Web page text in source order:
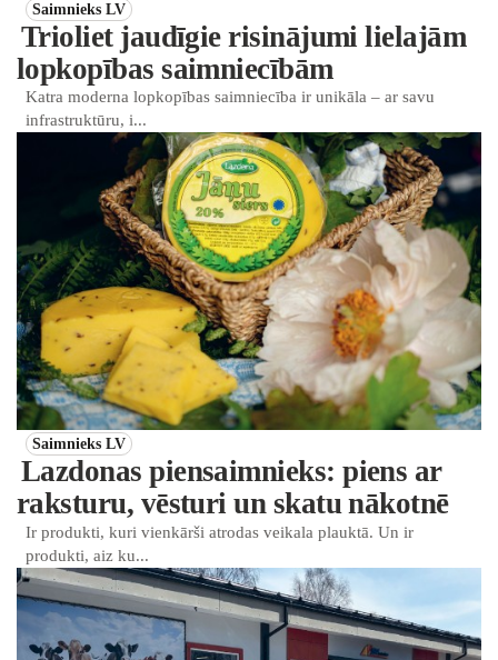
Saimnieks LV
Trioliet jaudīgie risinājumi lielajām
lopkopības saimniecībām
Katra moderna lopkopības saimniecība ir unikāla – ar savu
infrastruktūru, i...
Saimnieks LV
Lazdonas piensaimnieks: piens ar
raksturu, vēsturi un skatu nākotnē
Ir produkti, kuri vienkārši atrodas veikala plauktā. Un ir
produkti, aiz ku...